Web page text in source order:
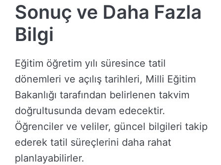
Sonuç ve Daha Fazla
Bilgi
Eğitim öğretim yılı süresince tatil
dönemleri ve açılış tarihleri, Milli Eğitim
Bakanlığı tarafından belirlenen takvim
doğrultusunda devam edecektir.
Öğrenciler ve veliler, güncel bilgileri takip
ederek tatil süreçlerini daha rahat
planlayabilirler.